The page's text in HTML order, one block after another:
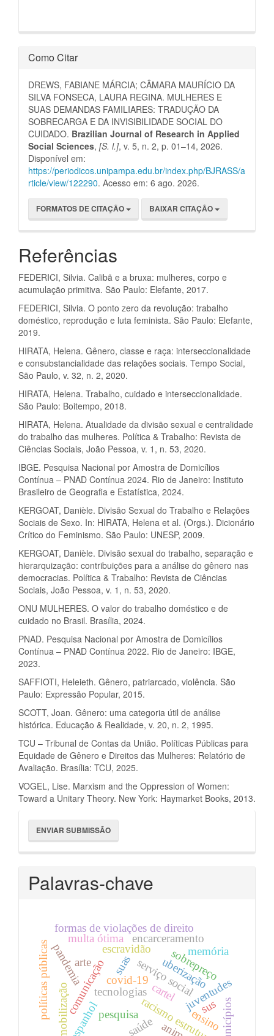
Como Citar
DREWS, FABIANE MÁRCIA; CÂMARA MAURÍCIO DA
SILVA FONSECA, LAURA REGINA. MULHERES E
SUAS DEMANDAS FAMILIARES: TRADUÇÃO DA
SOBRECARGA E DA INVISIBILIDADE SOCIAL DO
CUIDADO. Brazilian Journal of Research in Applied
Social Sciences, [S. l.], v. 5, n. 2, p. 01–14, 2026.
Disponível em:
https://periodicos.unipampa.edu.br/index.php/BJRASS/a
rticle/view/122290. Acesso em: 6 ago. 2026.
FORMATOS DE CITAÇÃO BAIXAR CITAÇÃO
Referências
FEDERICI, Silvia. Calibã e a bruxa: mulheres, corpo e
acumulação primitiva. São Paulo: Elefante, 2017.
FEDERICI, Silvia. O ponto zero da revolução: trabalho
doméstico, reprodução e luta feminista. São Paulo: Elefante,
2019.
HIRATA, Helena. Gênero, classe e raça: interseccionalidade
e consubstancialidade das relações sociais. Tempo Social,
São Paulo, v. 32, n. 2, 2020.
HIRATA, Helena. Trabalho, cuidado e interseccionalidade.
São Paulo: Boitempo, 2018.
HIRATA, Helena. Atualidade da divisão sexual e centralidade
do trabalho das mulheres. Política & Trabalho: Revista de
Ciências Sociais, João Pessoa, v. 1, n. 53, 2020.
IBGE. Pesquisa Nacional por Amostra de Domicílios
Contínua – PNAD Contínua 2024. Rio de Janeiro: Instituto
Brasileiro de Geografia e Estatística, 2024.
KERGOAT, Danièle. Divisão Sexual do Trabalho e Relações
Sociais de Sexo. In: HIRATA, Helena et al. (Orgs.). Dicionário
Crítico do Feminismo. São Paulo: UNESP, 2009.
KERGOAT, Danièle. Divisão sexual do trabalho, separação e
hierarquização: contribuições para a análise do gênero nas
democracias. Política & Trabalho: Revista de Ciências
Sociais, João Pessoa, v. 1, n. 53, 2020.
ONU MULHERES. O valor do trabalho doméstico e de
cuidado no Brasil. Brasília, 2024.
PNAD. Pesquisa Nacional por Amostra de Domicílios
Contínua – PNAD Contínua 2022. Rio de Janeiro: IBGE,
2023.
SAFFIOTI, Heleieth. Gênero, patriarcado, violência. São
Paulo: Expressão Popular, 2015.
SCOTT, Joan. Gênero: uma categoria útil de análise
histórica. Educação & Realidade, v. 20, n. 2, 1995.
TCU – Tribunal de Contas da União. Políticas Públicas para
Equidade de Gênero e Direitos das Mulheres: Relatório de
Avaliação. Brasília: TCU, 2025.
VOGEL, Lise. Marxism and the Oppression of Women:
Toward a Unitary Theory. New York: Haymarket Books, 2013.
Enviar
Submissão
ENVIAR SUBMISSÃO
Palavras-chave
pesquisa
serviço socialjuventudes
comunicação
mobilização tecnologias
espanhol
escravidão
racismo estrutural
encarceramento
covid-19
pandemia
arte
saúde
uberização
formas de violações de direito
cartel
sobrepreço
multa ótima
municípios
políticas públicas memória
ensino
sus
suas